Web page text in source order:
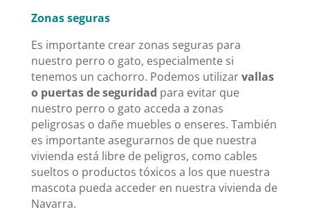
Zonas seguras
Es importante crear zonas seguras para
nuestro perro o gato, especialmente si
tenemos un cachorro. Podemos utilizarvallas
o puertas de seguridad para evitar que
nuestro perro o gato acceda a zonas
peligrosas o dañe muebles o enseres. También
es importante asegurarnos de que nuestra
vivienda está libre de peligros, como cables
sueltos o productos tóxicos a los que nuestra
mascota pueda acceder en nuestra vivienda de
Navarra.